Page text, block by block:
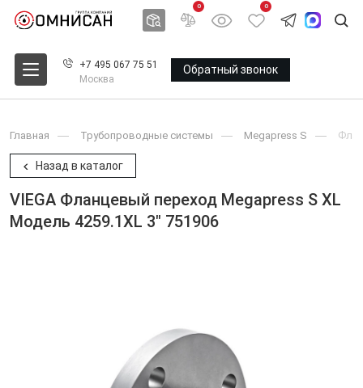
0 0
+7 495 067 75 51
Москва
Обратный звонок
Главная Трубопроводные системы Megapress S
Назад в каталог
VIEGA Фланцевый переход Megapress S XL
Модель 4259.1XL 3" 751906